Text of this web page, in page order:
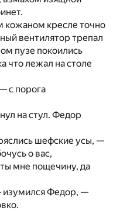
кожаном кресле точно
вентилятор трепал
пузе покоились
что лежал на столе
с порога
на стул. Федор
шефские усы, —
о вас,
мне пощечину, да
изумился Федор, —